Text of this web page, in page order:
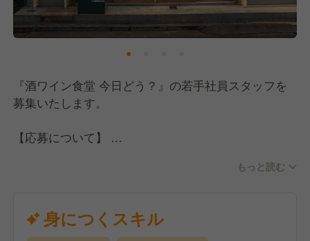
【働き方も、将来の夢も、大切にできる環境です！】
若手スタッフでも月給28万円〜33万円からスタート
できますし、経験値と希望給で給与を決定するので、
まずは気軽に相談してください！
昇給・賞与に加えソムリエや日本酒ディプロマなどの
資格手当も支給されるので、頑張った分はしっかり給
与に反映されます。
最大年間休日120日も可能です。
『酒ワイン食堂 今日どう？』の若手社員スタッフを
募集いたします。
【応募について】
飲食店での勤務経験がある方はもちろん、これから飲
ブランクがある方も大丈夫ですので、ぜひお気軽にご
応募ください！
もっと読む
身につくスキル